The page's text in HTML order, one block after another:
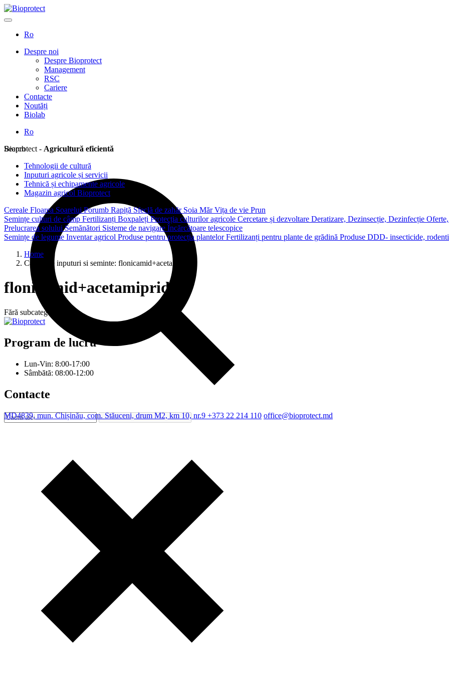
Ro
Despre noi
Despre Bioprotect
Management
RSC
Cariere
Contacte
Noutăți
Biolab
Ro
Search
Bioprotect - Agricultură eficientă
Tehnologii de cultură
Inputuri agricole și servicii
Tehnică și echipamente agricole
Magazin agricol Bioprotect
Cereale Floarea SoareluiPorumb Rapiță Sfeclă de zahăr Soia MărVița de vie Prun
Semințe culturi de câmp Fertilizanți BoxpalețiProtecția culturilor agricole Cercetare și dezvoltare Deratizare, Dezinsecție, Dezinfecție
Prelucrarea soluluiSemănători Sisteme de navigare Încărcătoare telescopice
Semințe de legume Inventar agricol Produse pentru protecția plantelorFertilizanți pentru plante de grădină Produse DDD- insecticide,
Home
Categorie inputuri si seminte: flonicamid+acetamiprid
flonicamid+acetamiprid
Fără subcategorii
Program de lucru
Lun-Vin: 8:00-17:00
Sâmbătă: 08:00-12:00
Contacte
MD4839, mun. Chișinău, com. Stăuceni, drum M2, km 10, nr.9 +373 22 214 110 office@bioprotect.md